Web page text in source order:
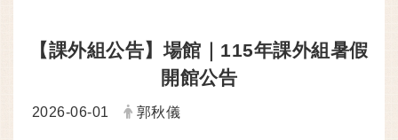
【課外組公告】場館｜115年課外組暑假
開館公告
日期：
2026-06-01 發布者：
郭秋儀